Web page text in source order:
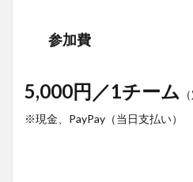
参加費
5,000円／1チーム
※現金、PayPay（当日支払い）